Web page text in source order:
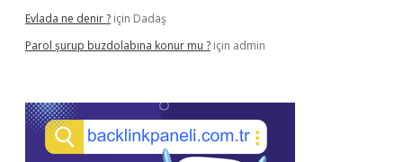
Evlada ne denir ? için Dadaş
Parol şurup buzdolabına konur mu ? için admin